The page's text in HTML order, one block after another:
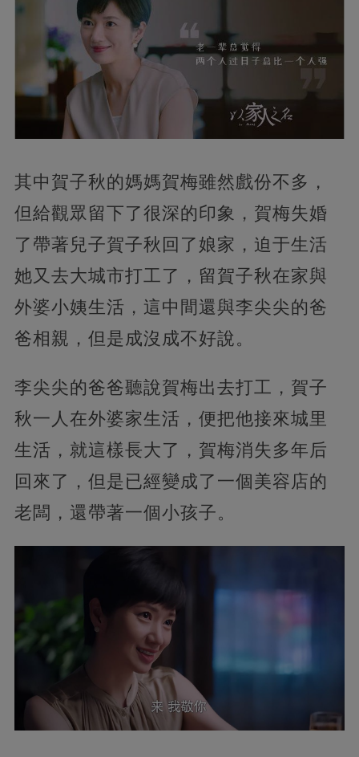
其中賀子秋的媽媽賀梅雖然戲份不多，
但給觀眾留下了很深的印象，賀梅失婚
了帶著兒子賀子秋回了娘家，迫于生活
她又去大城市打工了，留賀子秋在家與
外婆小姨生活，這中間還與李尖尖的爸
爸相親，但是成沒成不好說。
李尖尖的爸爸聽說賀梅出去打工，賀子
秋一人在外婆家生活，便把他接來城里
生活，就這樣長大了，賀梅消失多年后
回來了，但是已經變成了一個美容店的
老闆，還帶著一個小孩子。